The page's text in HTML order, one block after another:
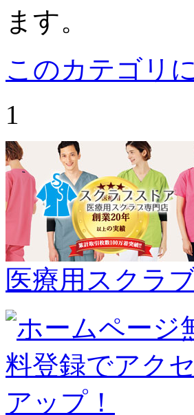
ます。
このカテゴリ
1
医療用スクラ